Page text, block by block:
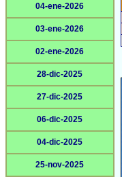
04-ene-2026
03-ene-2026
02-ene-2026
28-dic-2025
27-dic-2025
06-dic-2025
04-dic-2025
25-nov-2025